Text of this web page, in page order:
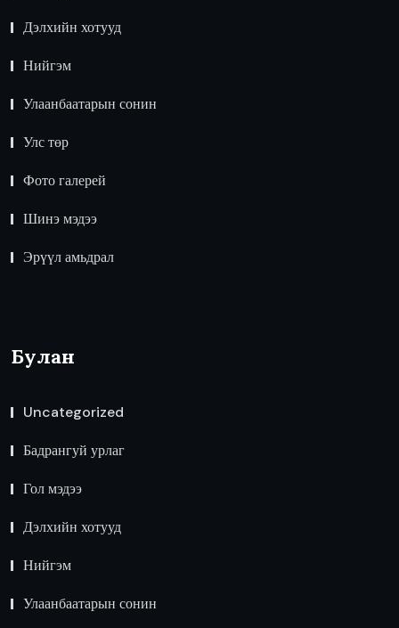
Дэлхийн хотууд
Нийгэм
Улаанбаатарын сонин
Улс төр
Фото галерей
Шинэ мэдээ
Эрүүл амьдрал
Булан
Uncategorized
Бадрангуй урлаг
Гол мэдээ
Дэлхийн хотууд
Нийгэм
Улаанбаатарын сонин